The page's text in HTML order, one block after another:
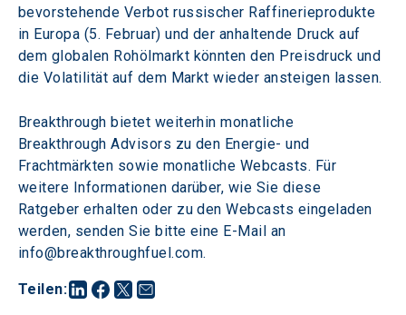
Teilen:
bevorstehende Verbot russischer Raffinerieprodukte
in Europa (5. Februar) und der anhaltende Druck auf
dem globalen Rohölmarkt könnten den Preisdruck und
die Volatilität auf dem Markt wieder ansteigen lassen.
Breakthrough bietet weiterhin monatliche
Breakthrough Advisors zu den Energie- und
Frachtmärkten sowie monatliche Webcasts. Für
weitere Informationen darüber, wie Sie diese
Ratgeber erhalten oder zu den Webcasts eingeladen
werden, senden Sie bitte eine E-Mail an
info@breakthroughfuel.com.